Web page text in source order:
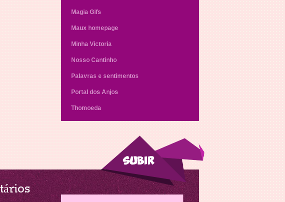
Magia Gifs
Maux homepage
Minha Victoria
Nosso Cantinho
Palavras e sentimentos
Portal dos Anjos
Thomoeda